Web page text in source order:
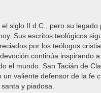
el siglo II d.C., pero su legado
Sus escritos teológicos
por los teólogos
continúa inspirando
el mundo. San Tacián de
un valiente defensor de la fe
y piadosa.